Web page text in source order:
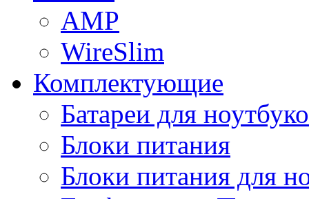
AMP
WireSlim
Комплектующие
Батареи для
Блоки питания
Блоки питания для